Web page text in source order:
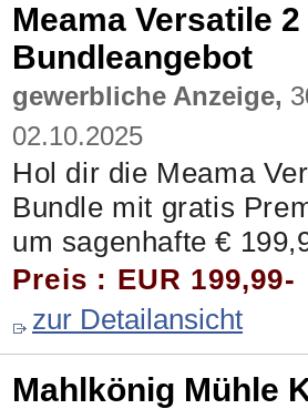
Meama Versatile
Bundleangebot
gewerbliche Anzeige,
02.10.2025
Hol dir die Meama
Bundle mit gratis
um sagenhafte €
Preis : EUR 199,99-
zur Detailansicht
Mahlkönig Mühle